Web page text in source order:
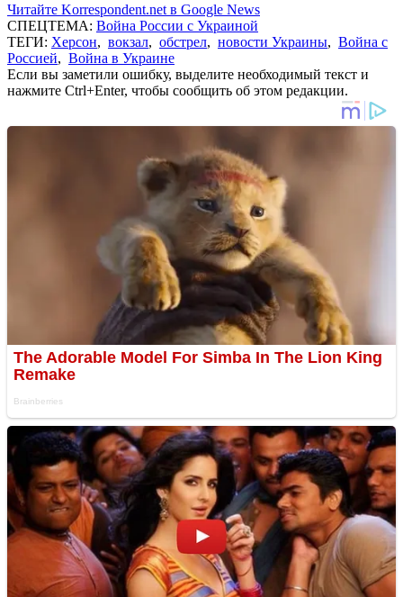
Читайте Korrespondent.net в Google News
СПЕЦТЕМА: Война России с Украиной
ТЕГИ: Херсон, вокзал, обстрел, новости Украины, Война с
Россией, Война в Украине
Если вы заметили ошибку, выделите необходимый текст и
нажмите Ctrl+Enter, чтобы сообщить об этом редакции.